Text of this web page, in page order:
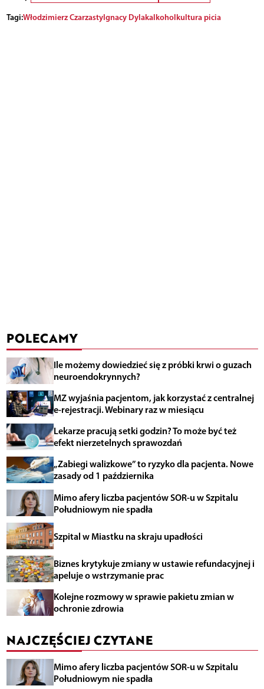
Tagi:Włodzimierz CzarzastyIgnacy Dylakalkoholkultura picia
POLECAMY
Ile możemy dowiedzieć się z próbki krwi o guzach
neuroendokrynnych?
MZ wyjaśnia pacjentom, jak korzystać z centralnej
e-rejestracji. Webinary raz w miesiącu
Lekarze pracują setki godzin? To może być też
efekt nierzetelnych sprawozdań
„Zabiegi walizkowe” to ryzyko dla pacjenta. Nowe
zasady od 1 października
Mimo afery liczba pacjentów SOR-u w Szpitalu
Południowym nie spadła
Szpital w Miastku na skraju upadłości
Biznes krytykuje zmiany w ustawie refundacyjnej i
apeluje o wstrzymanie prac
Kolejne rozmowy w sprawie pakietu zmian w
ochronie zdrowia
NAJCZĘŚCIEJ CZYTANE
Mimo afery liczba pacjentów SOR-u w Szpitalu
Południowym nie spadła